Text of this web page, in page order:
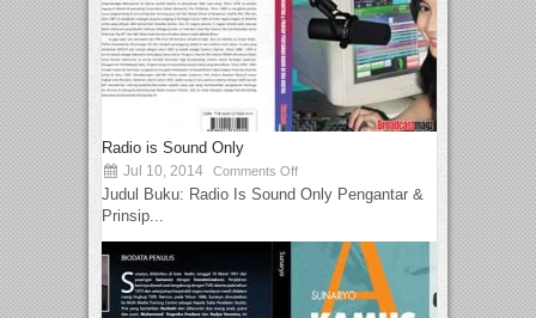
Radio is Sound Only
Jul 10, 2014 Comments Off
Judul Buku: Radio Is Sound Only Pengantar &
Prinsip...